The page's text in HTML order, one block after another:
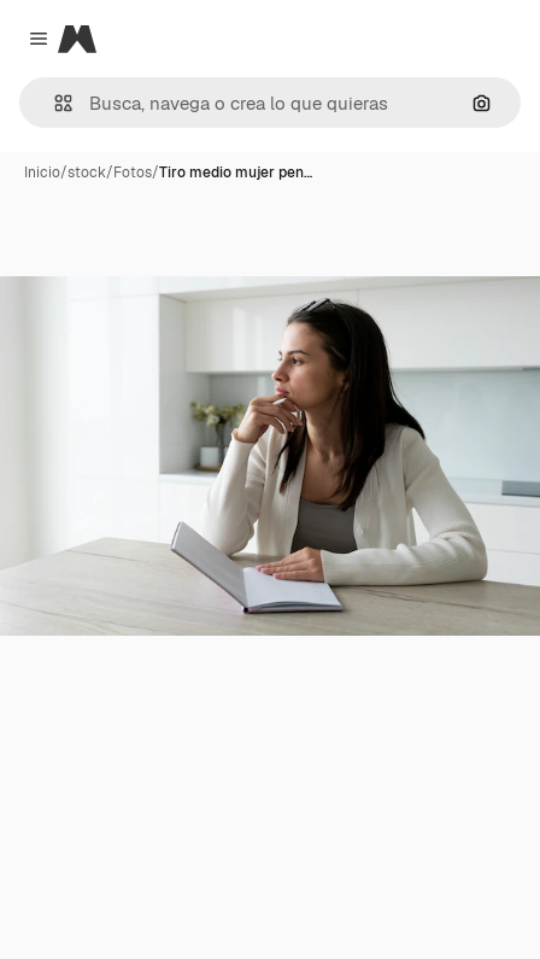
Close menu
Magnific
Inicio/stock/Fotos/Tiro medio mujer pen…